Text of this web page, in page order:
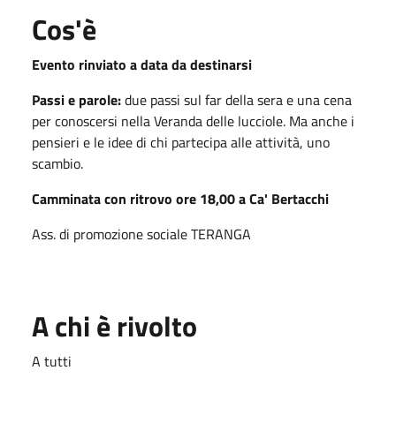
Cos'è
Evento rinviato a data da destinarsi
Passi e parole:due passi sul far della sera e una cena
per conoscersi nella Veranda delle lucciole. Ma anche i
pensieri e le idee di chi partecipa alle attività, uno
scambio.
Camminata con ritrovo ore 18,00 a Ca' Bertacchi
Ass. di promozione sociale TERANGA
A chi è rivolto
A tutti